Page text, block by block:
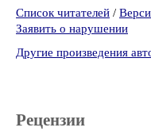
Список читателей /
Заявить о нарушении
Другие произведения
Рецензии